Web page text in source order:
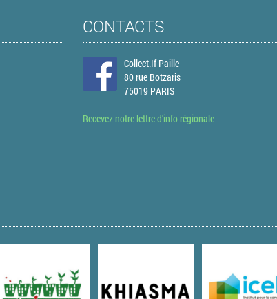
CONTACTS
Collect.If Paille
80 rue Botzaris
75019 PARIS
Recevez notre lettre d'info régionale